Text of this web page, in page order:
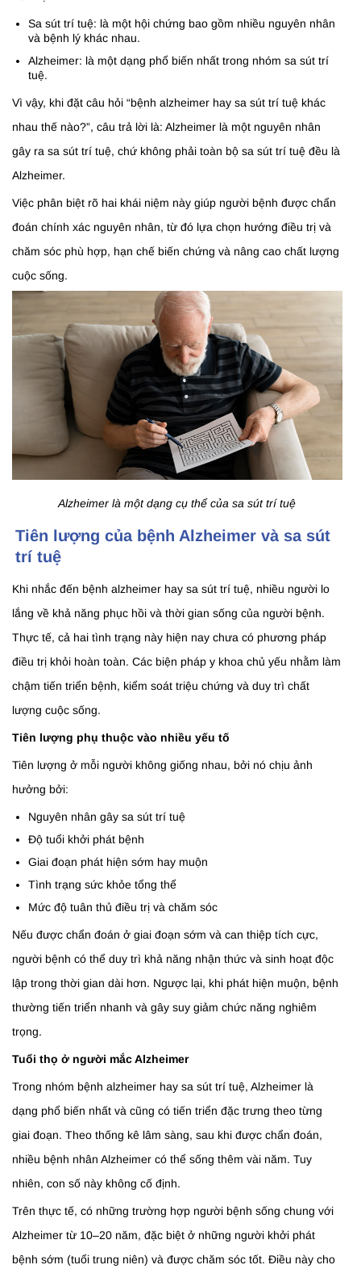
Sa sút trí tuệ: là một hội chứng bao gồm nhiều nguyên nhân
và bệnh lý khác nhau.
Alzheimer: là một dạng phổ biến nhất trong nhóm sa sút trí
tuệ.
Vì vậy, khi đặt câu hỏi “bệnh alzheimer hay sa sút trí tuệ khác
nhau thế nào?”, câu trả lời là: Alzheimer là một nguyên nhân
gây ra sa sút trí tuệ, chứ không phải toàn bộ sa sút trí tuệ đều là
Alzheimer.
Việc phân biệt rõ hai khái niệm này giúp người bệnh được chẩn
đoán chính xác nguyên nhân, từ đó lựa chọn hướng điều trị và
chăm sóc phù hợp, hạn chế biến chứng và nâng cao chất lượng
cuộc sống.
Alzheimer là một dạng cụ thể của sa sút trí tuệ
Tiên lượng của bệnh Alzheimer và sa sút
trí tuệ
Khi nhắc đến bệnh alzheimer hay sa sút trí tuệ, nhiều người lo
lắng về khả năng phục hồi và thời gian sống của người bệnh.
Thực tế, cả hai tình trạng này hiện nay chưa có phương pháp
điều trị khỏi hoàn toàn. Các biện pháp y khoa chủ yếu nhằm làm
chậm tiến triển bệnh, kiểm soát triệu chứng và duy trì chất
lượng cuộc sống.
Tiên lượng phụ thuộc vào nhiều yếu tố
Tiên lượng ở mỗi người không giống nhau, bởi nó chịu ảnh
hưởng bởi:
Nguyên nhân gây sa sút trí tuệ
Độ tuổi khởi phát bệnh
Giai đoạn phát hiện sớm hay muộn
Tình trạng sức khỏe tổng thể
Mức độ tuân thủ điều trị và chăm sóc
Nếu được chẩn đoán ở giai đoạn sớm và can thiệp tích cực,
người bệnh có thể duy trì khả năng nhận thức và sinh hoạt độc
lập trong thời gian dài hơn. Ngược lại, khi phát hiện muộn, bệnh
thường tiến triển nhanh và gây suy giảm chức năng nghiêm
trọng.
Tuổi thọ ở người mắc Alzheimer
Trong nhóm bệnh alzheimer hay sa sút trí tuệ, Alzheimer là
dạng phổ biến nhất và cũng có tiến triển đặc trưng theo từng
giai đoạn. Theo thống kê lâm sàng, sau khi được chẩn đoán,
nhiều bệnh nhân Alzheimer có thể sống thêm vài năm. Tuy
nhiên, con số này không cố định.
Trên thực tế, có những trường hợp người bệnh sống chung với
Alzheimer từ 10–20 năm, đặc biệt ở những người khởi phát
bệnh sớm (tuổi trung niên) và được chăm sóc tốt. Điều này cho